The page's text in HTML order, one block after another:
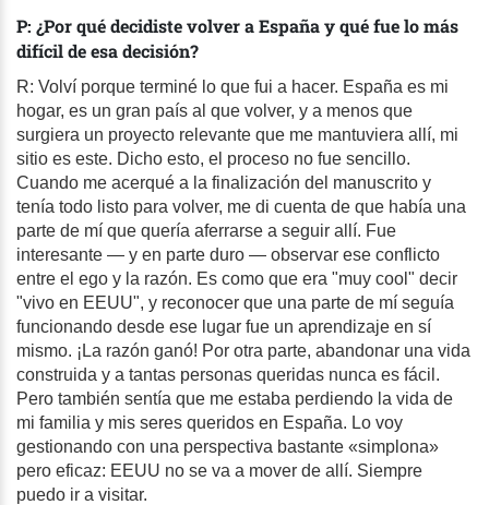
P: ¿Por qué decidiste volver a España y qué fue lo más
difícil de esa decisión?
R: Volví porque terminé lo que fui a hacer. España es mi
hogar, es un gran país al que volver, y a menos que
surgiera un proyecto relevante que me mantuviera allí, mi
sitio es este. Dicho esto, el proceso no fue sencillo.
Cuando me acerqué a la finalización del manuscrito y
tenía todo listo para volver, me di cuenta de que había una
parte de mí que quería aferrarse a seguir allí. Fue
interesante — y en parte duro — observar ese conflicto
entre el ego y la razón. Es como que era "muy cool" decir
"vivo en EEUU", y reconocer que una parte de mí seguía
funcionando desde ese lugar fue un aprendizaje en sí
mismo. ¡La razón ganó! Por otra parte, abandonar una vida
construida y a tantas personas queridas nunca es fácil.
Pero también sentía que me estaba perdiendo la vida de
mi familia y mis seres queridos en España. Lo voy
gestionando con una perspectiva bastante «simplona»
pero eficaz: EEUU no se va a mover de allí. Siempre
puedo ir a visitar.